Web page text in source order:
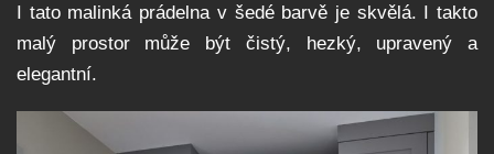
I tato malinká prádelna v šedé barvě je skvělá. I takto
malý prostor může být čistý, hezký, upravený a
elegantní.